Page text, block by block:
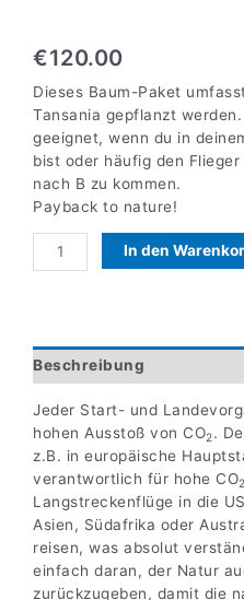
€120.00
Dieses Baum-Paket
Tansania gepflanzt
geeignet, wenn du in
bist oder häufig den
nach B zu kommen.
Payback to nature!
Menge
In den
Beschreibung
Jeder Start- und
hohen Ausstoß von CO2.
z.B. in europäische
verantwortlich für hohe CO2
Langstreckenflüge in die
Asien, Südafrika oder
reisen, was absolut
einfach daran, der Natur
zurückzugeben, damit die